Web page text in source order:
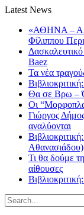
Latest News
«ΑΘΗΝΑ –
Φίλιππου
Baez
Τα νέα
Θα σε Βρω –
Οι
Γιώργος
αναλύονται
Αθανασιάδου)
Τι θα δούμε
αίθουσες
Search
for: